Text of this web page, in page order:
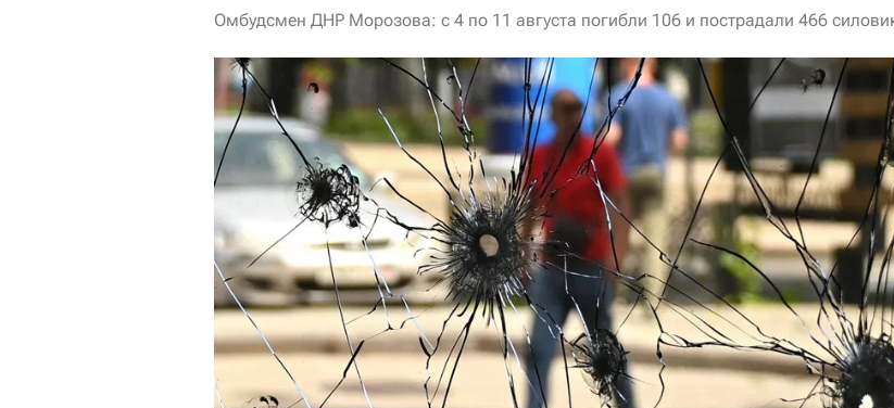
Омбудсмен ДНР Морозова: с 4 по 11 августа погибли 106 и пострадали 466